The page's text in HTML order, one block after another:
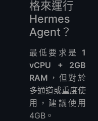
格來運行
Hermes
Agent？
最低要求是 1
vCPU + 2GB
RAM ，但對於
多通道或重度使
用，建議使用
4GB。